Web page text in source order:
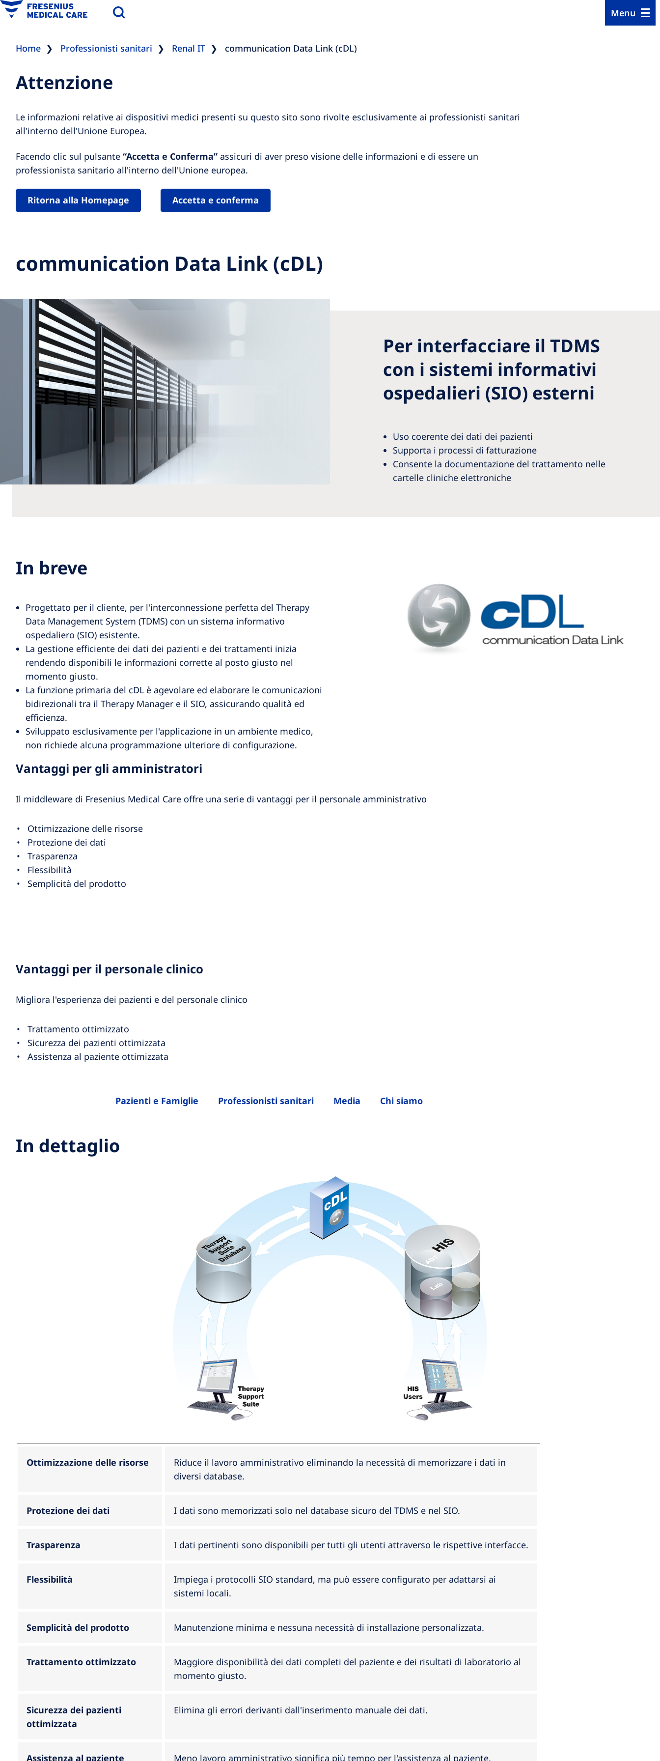
Menu
Pazienti e Famiglie Professionisti sanitari Media Chi siamo
Home Professionisti sanitari Renal IT communication Data Link (cDL)
Attenzione
Le informazioni relative ai dispositivi medici presenti su questo sito sono rivolte esclusivamente ai professionisti sanitari
all'interno dell'Unione Europea.
Facendo clic sul pulsante “Accetta e Conferma” assicuri di aver preso visione delle informazioni e di essere un
professionista sanitario all'interno dell'Unione europea.
Ritorna alla Homepage Accetta e conferma
communication Data Link (cDL)
Per interfacciare il TDMS
con i sistemi informativi
ospedalieri (SIO) esterni
Uso coerente dei dati dei pazienti
Supporta i processi di fatturazione
Consente la documentazione del trattamento nelle
cartelle cliniche elettroniche
In breve
Progettato per il cliente, per l'interconnessione perfetta del Therapy
Data Management System (TDMS) con un sistema informativo
ospedaliero (SIO) esistente.
La gestione efficiente dei dati dei pazienti e dei trattamenti inizia
rendendo disponibili le informazioni corrette al posto giusto nel
momento giusto.
La funzione primaria del cDL è agevolare ed elaborare le comunicazioni
bidirezionali tra il Therapy Manager e il SIO, assicurando qualità ed
efficienza.
Sviluppato esclusivamente per l'applicazione in un ambiente medico,
non richiede alcuna programmazione ulteriore di configurazione.
Vantaggi per gli amministratori
Il middleware di Fresenius Medical Care offre una serie di vantaggi per il personale amministrativo
Ottimizzazione delle risorse
Protezione dei dati
Trasparenza
Flessibilità
Semplicità del prodotto
Vantaggi per il personale clinico
Migliora l'esperienza dei pazienti e del personale clinico
Trattamento ottimizzato
Sicurezza dei pazienti ottimizzata
Assistenza al paziente ottimizzata
In dettaglio
Ottimizzazione delle risorse
Riduce il lavoro amministrativo eliminando la necessità di memorizzare i dati in
diversi database.
Protezione dei dati I dati sono memorizzati solo nel database sicuro del TDMS e nel SIO.
Trasparenza I dati pertinenti sono disponibili per tutti gli utenti attraverso le rispettive interfacce.
Flessibilità
Impiega i protocolli SIO standard, ma può essere configurato per adattarsi ai
sistemi locali.
Semplicità del prodotto Manutenzione minima e nessuna necessità di installazione personalizzata.
Trattamento ottimizzato
Maggiore disponibilità dei dati completi del paziente e dei risultati di laboratorio al
momento giusto.
Sicurezza dei pazienti
ottimizzata
Elimina gli errori derivanti dall'inserimento manuale dei dati.
Assistenza al paziente Meno lavoro amministrativo significa più tempo per l'assistenza al paziente.